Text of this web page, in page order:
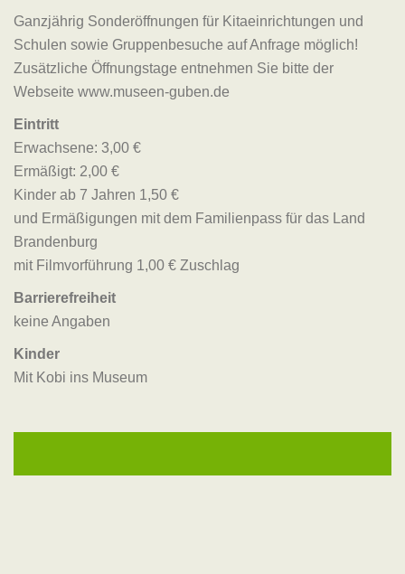
Ganzjährig Sonderöffnungen für Kitaeinrichtungen und
Schulen sowie Gruppenbesuche auf Anfrage möglich!
Zusätzliche Öffnungstage entnehmen Sie bitte der
Webseite www.museen-guben.de
Eintritt
Erwachsene: 3,00 €
Ermäßigt: 2,00 €
Kinder ab 7 Jahren 1,50 €
und Ermäßigungen mit dem Familienpass für das Land
Brandenburg
mit Filmvorführung 1,00 € Zuschlag
Barrierefreiheit
keine Angaben
Kinder
Mit Kobi ins Museum